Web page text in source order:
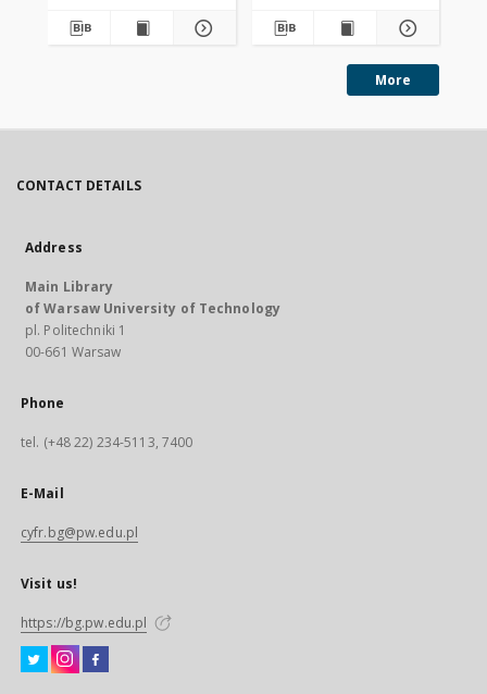
More
CONTACT DETAILS
Address
Main Library
of Warsaw University of Technology
pl. Politechniki 1
00-661 Warsaw
Phone
tel. (+48 22) 234-5113, 7400
E-Mail
cyfr.bg@pw.edu.pl
Visit us!
https://bg.pw.edu.pl